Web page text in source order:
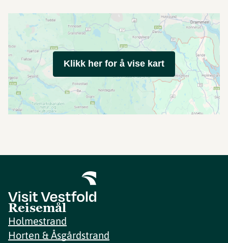
Klikk her for å vise kart
Reisemål
Holmestrand
Horten & Åsgårdstrand